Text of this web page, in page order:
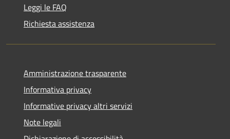
Leggi le FAQ
Richiesta assistenza
Amministrazione trasparente
Informativa privacy
Informative privacy altri servizi
Note legali